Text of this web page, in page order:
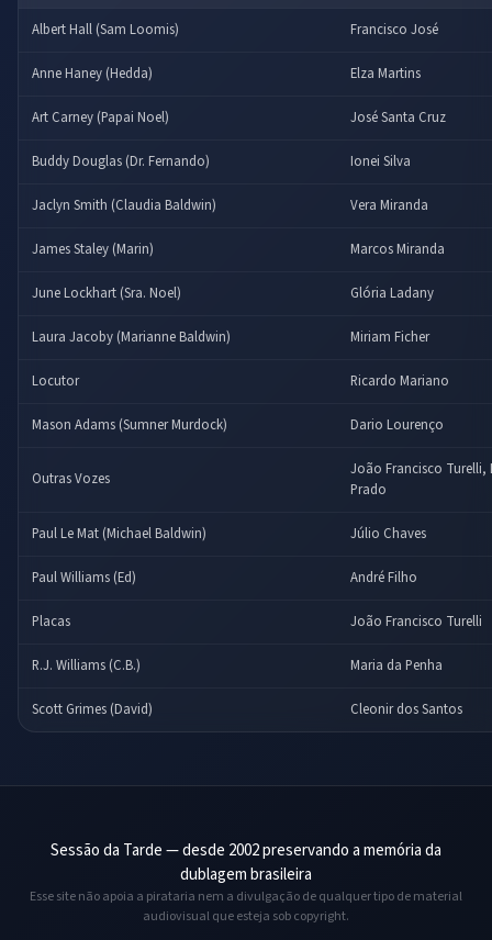
Albert Hall (Sam Loomis) Francisco José
Anne Haney (Hedda) Elza Martins
Art Carney (Papai Noel) José Santa Cruz
Buddy Douglas (Dr. Fernando) Ionei Silva
Jaclyn Smith (Claudia Baldwin) Vera Miranda
James Staley (Marin) Marcos Miranda
June Lockhart (Sra. Noel) Glória Ladany
Laura Jacoby (Marianne Baldwin) Miriam Ficher
Locutor Ricardo Mariano
Mason Adams (Sumner Murdock) Dario Lourenço
Outras Vozes
João Francisco Turelli,
Prado
Paul Le Mat (Michael Baldwin) Júlio Chaves
Paul Williams (Ed) André Filho
Placas João Francisco Turelli
R.J. Williams (C.B.) Maria da Penha
Scott Grimes (David) Cleonir dos Santos
Sessão da Tarde — desde 2002 preservando a memória da
dublagem brasileira
Esse site não apoia a pirataria nem a divulgação de qualquer tipo de material
audiovisual que esteja sob copyright.